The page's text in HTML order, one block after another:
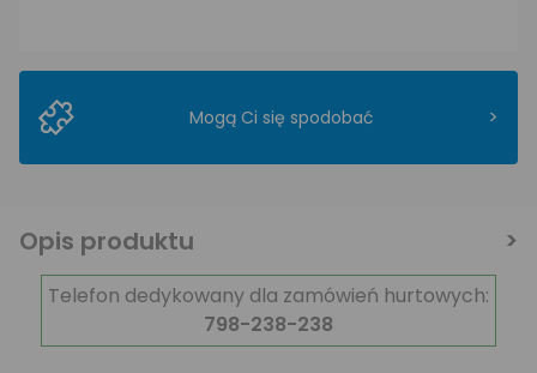
Mogą Ci się spodobać >
Opis produktu
Telefon dedykowany dla zamówień hurtowych:
798-238-238